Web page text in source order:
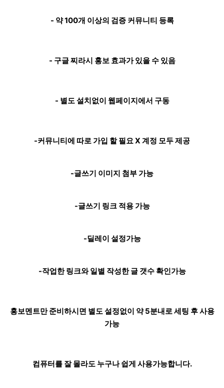
- 약 100개 이상의 검증 커뮤니티 등록
- 구글 찌라시 홍보 효과가 있을 수 있음
- 별도 설치없이 웹페이지에서 구동
-커뮤니티에 따로 가입 할 필요 X 계정 모두 제공
-글쓰기 이미지 첨부 가능
-글쓰기 링크 적용 가능
-딜레이 설정가능
-작업한 링크와 일별 작성한 글 갯수 확인가능
홍보멘트만 준비하시면 별도 설정없이 약 5분내로 세팅 후 사용
가능
컴퓨터를 잘 몰라도 누구나 쉽게 사용가능합니다.